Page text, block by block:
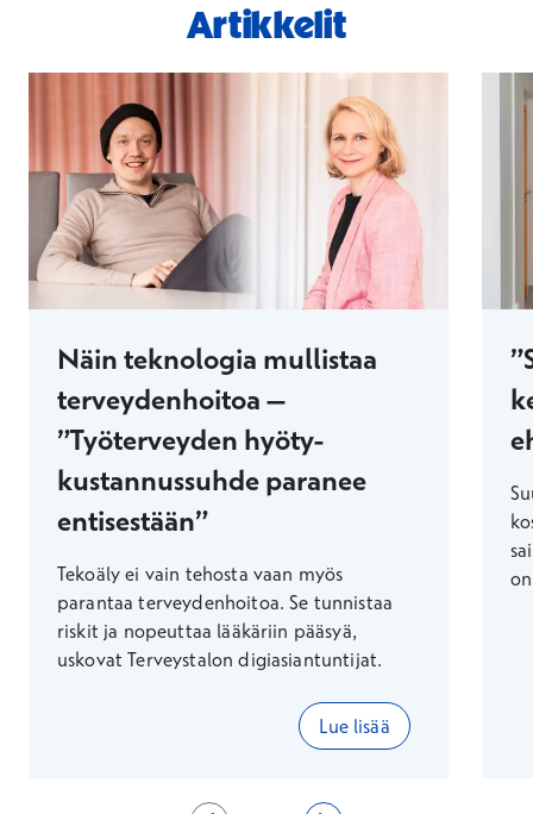
Artikkelit
Näin teknologia mullistaa
terveydenhoitoa –
”Työterveyden hyöty-
kustannussuhde paranee
entisestään”
Tekoäly ei vain tehosta vaan myös
parantaa terveydenhoitoa. Se tunnistaa
riskit ja nopeuttaa lääkäriin pääsyä,
uskovat Terveystalon digiasiantuntijat.
Lue lisää